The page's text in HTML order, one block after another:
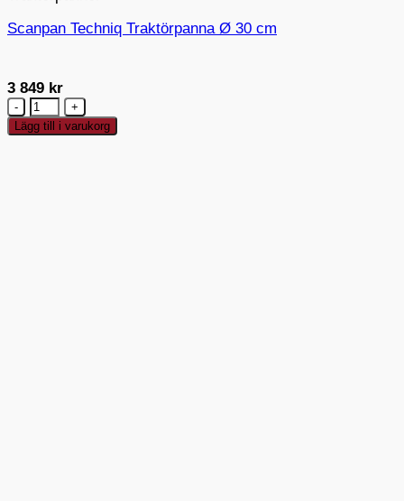
Scanpan Techniq Traktörpanna Ø 30 cm
3 849 kr
Scanpan
Techniq
Lägg till i varukorg